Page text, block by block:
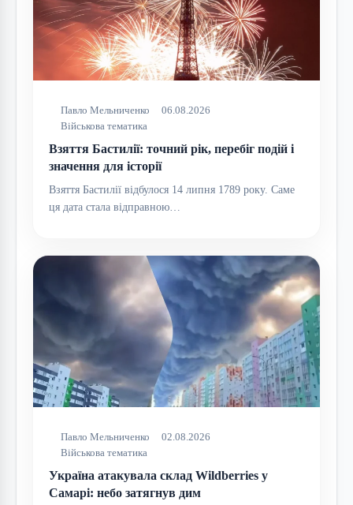
Павло Мельниченко
06.08.2026
Військова тематика
Взяття Бастилії: точний рік, перебіг подій і
значення для історії
Взяття Бастилії відбулося 14 липня 1789 року. Саме
ця дата стала відправною…
Павло Мельниченко
02.08.2026
Військова тематика
Україна атакувала склад Wildberries у
Самарі: небо затягнув дим